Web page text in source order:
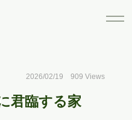
2026/02/19 909 Views
君臨する家